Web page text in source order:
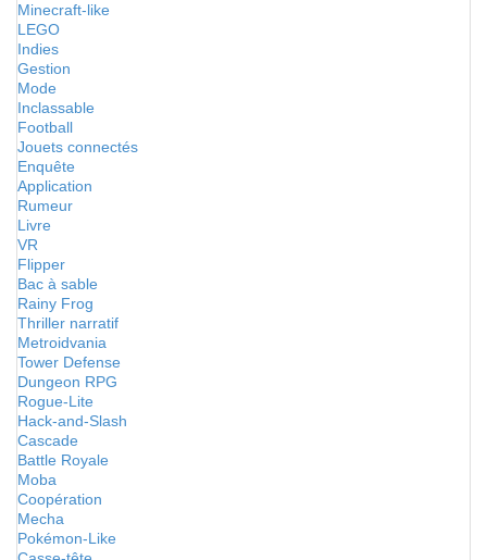
Minecraft-like
LEGO
Indies
Gestion
Mode
Inclassable
Football
Jouets connectés
Enquête
Application
Rumeur
Livre
VR
Flipper
Bac à sable
Rainy Frog
Thriller narratif
Metroidvania
Tower Defense
Dungeon RPG
Rogue-Lite
Hack-and-Slash
Cascade
Battle Royale
Moba
Coopération
Mecha
Pokémon-Like